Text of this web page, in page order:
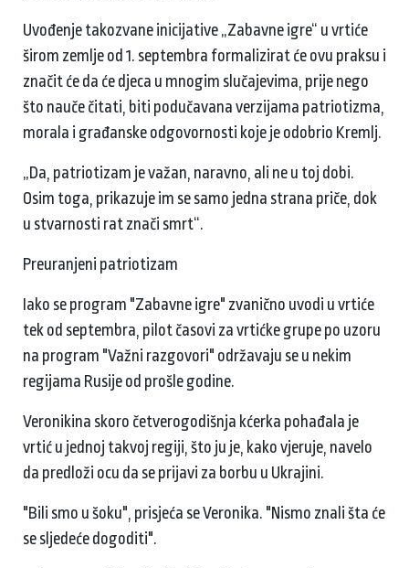
Uvođenje takozvane inicijative „Zabavne igre“ u vrtiće
širom zemlje od 1. septembra formalizirat će ovu praksu i
značit će da će djeca u mnogim slučajevima, prije nego
što nauče čitati, biti podučavana verzijama patriotizma,
morala i građanske odgovornosti koje je odobrio Kremlj.
„Da, patriotizam je važan, naravno, ali ne u toj dobi.
Osim toga, prikazuje im se samo jedna strana priče, dok
u stvarnosti rat znači smrt“.
Preuranjeni patriotizam
Iako se program "Zabavne igre" zvanično uvodi u vrtiće
tek od septembra, pilot časovi za vrtićke grupe po uzoru
na program "Važni razgovori" održavaju se u nekim
regijama Rusije od prošle godine.
Veronikina skoro četverogodišnja kćerka pohađala je
vrtić u jednoj takvoj regiji, što ju je, kako vjeruje, navelo
da predloži ocu da se prijavi za borbu u Ukrajini.
"Bili smo u šoku", prisjeća se Veronika. "Nismo znali šta će
se sljedeće dogoditi".